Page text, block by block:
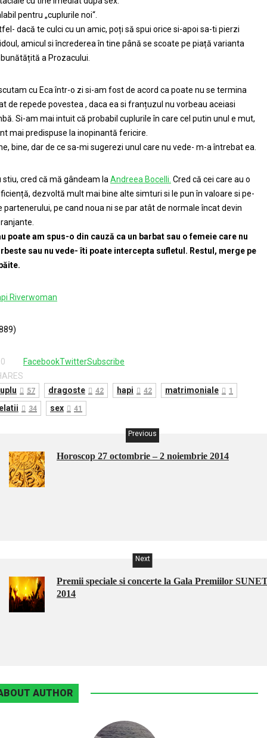
pentru „cuplurile noi“.
dacă te culci cu un amic, poți să spui orice si-apoi sa-ti pierzi
amicul si încrederea în tine până se scoate pe piață varianta
a Prozacului.
cu Eca într-o zi si-am fost de acord ca poate nu se termina
de repede povestea , daca ea si franțuzul nu vorbeau aceiasi
Si-am mai intuit că probabil cuplurile în care cel putin unul e mut,
mai predispuse la inopinantă fericire.
bine, dar de ce sa-mi sugerezi unul care nu vede- m-a întrebat ea.
stiu, cred că mă gândeam la Andreea Bocelli. Cred că cei care au o
dezvoltă mult mai bine alte simturi si le pun în valoare si pe-
partenerului, pe cand noua ni se par atât de normale încat devin
poate am spus-o din cauză ca un barbat sau o femeie care nu
sau nu vede- îti poate intercepta sufletul. Restul, merge pe
Riverwoman
FacebookTwitterSubscribe
57 dragoste 42 hapi 42 matrimoniale 1
34 sex 41
Previous
Horoscop 27 octombrie – 2 noiembrie 2014
Next
Premii speciale si concerte la Gala Premiilor
2014
AUTHOR